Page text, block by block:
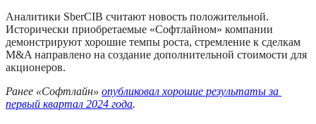
Аналитики SberCIB считают новость положительной.
Исторически приобретаемые «Софтлайном» компании
демонстрируют хорошие темпы роста, стремление к сделкам
M&A направлено на создание дополнительной стоимости для
акционеров.
Ранее «Софтлайн» опубликовал хорошие результаты за
первый квартал 2024 года.